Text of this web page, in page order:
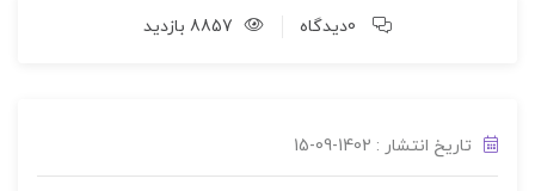
0دیدگاه 8857 بازدید
تاریخ انتشار : 1402-09-15